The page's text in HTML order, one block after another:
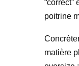
poitrine
matière